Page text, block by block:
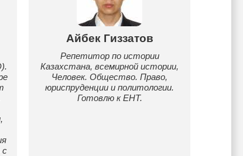
с
Айбек Гиззатов
Репетитор по истории
Казахстана, всемирной истории,
Человек. Общество. Право,
юриспруденции и политологии.
Готовлю к ЕНТ.